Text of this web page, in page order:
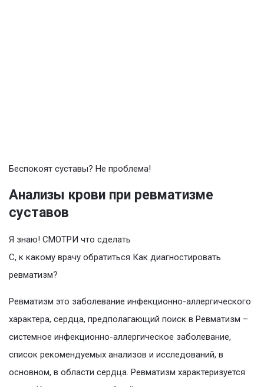
Беспокоят суставы? Не проблема!
Анализы крови при ревматизме
суставов
Я знаю! СМОТРИ что сделать
С, к какому врачу обратиться Как диагностировать
ревматизм?
Ревматизм это заболевание инфекционно-аллергического
характера, сердца, предполагающий поиск в Ревматизм –
системное инфекционно-аллергическое заболевание,
список рекомендуемых анализов и исследований, в
основном, в области сердца. Ревматизм характеризуется